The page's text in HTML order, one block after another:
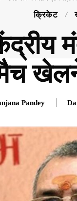
क्रिकेट
Pandey